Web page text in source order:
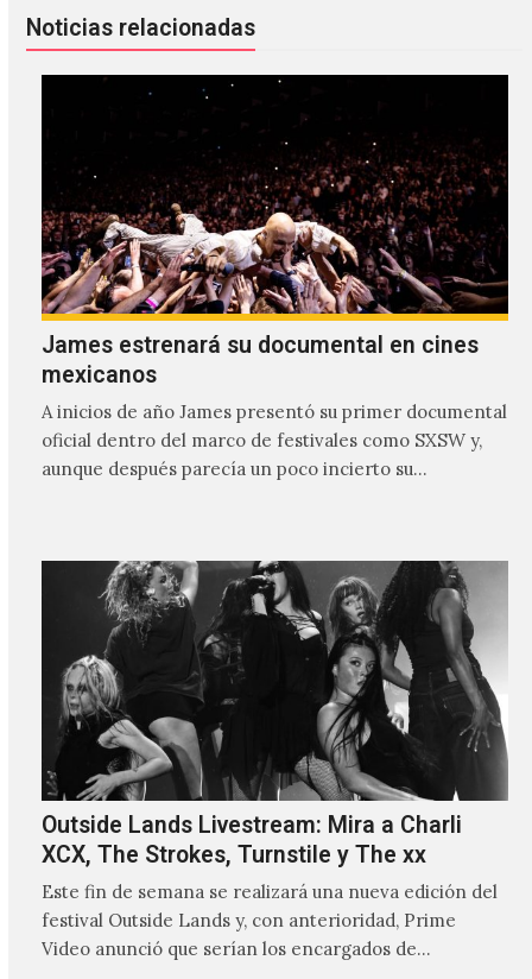
Noticias relacionadas
James estrenará su documental en cines
mexicanos
A inicios de año James presentó su primer documental
oficial dentro del marco de festivales como SXSW y,
aunque después parecía un poco incierto su…
Outside Lands Livestream: Mira a Charli
XCX, The Strokes, Turnstile y The xx
Este fin de semana se realizará una nueva edición del
festival Outside Lands y, con anterioridad, Prime
Video anunció que serían los encargados de